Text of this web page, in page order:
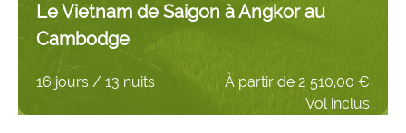
Le Vietnam de Saigon à Angkor au
Cambodge
16 jours / 13 nuits
Vol inclus
À partir de 2 510,00 €